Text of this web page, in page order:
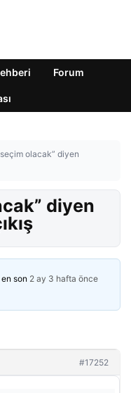
Forum
seçim olacak” diyen
diyen
son 2 ay 3 hafta önce
#17252